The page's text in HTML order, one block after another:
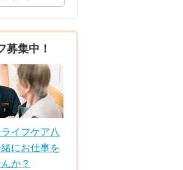
募集中！
イフケア八
にお仕事を
か？